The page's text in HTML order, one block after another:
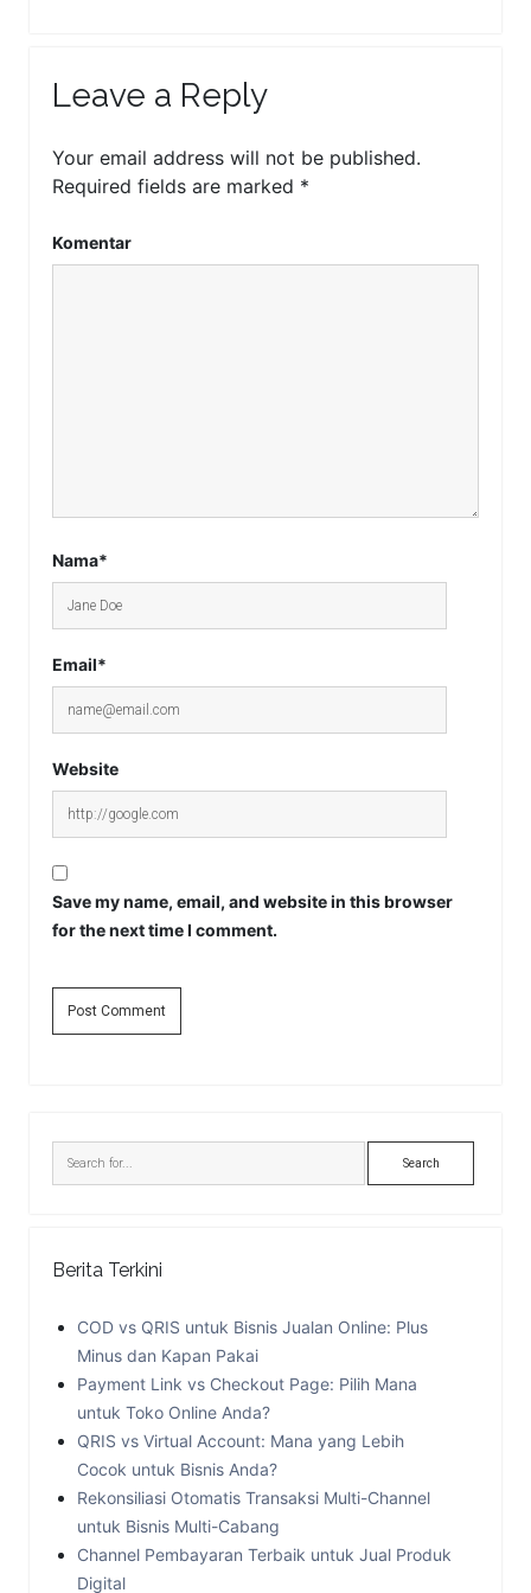
Leave a Reply
Your email address will not be published.
Required fields are marked *
Komentar
Nama*
Email*
Website
Save my name, email, and website in this browser
for the next time I comment.
Sidebar Search
Berita Terkini
COD vs QRIS untuk Bisnis Jualan Online: Plus
Minus dan Kapan Pakai
Payment Link vs Checkout Page: Pilih Mana
untuk Toko Online Anda?
QRIS vs Virtual Account: Mana yang Lebih
Cocok untuk Bisnis Anda?
Rekonsiliasi Otomatis Transaksi Multi-Channel
untuk Bisnis Multi-Cabang
Channel Pembayaran Terbaik untuk Jual Produk
Digital